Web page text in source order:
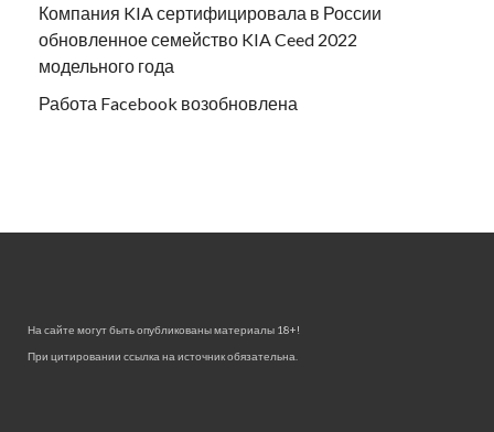
Компания KIA сертифицировала в России
обновленное семейство KIA Ceed 2022
модельного года
Работа Facebook возобновлена
На сайте могут быть опубликованы материалы 18+!
При цитировании ссылка на источник обязательна.